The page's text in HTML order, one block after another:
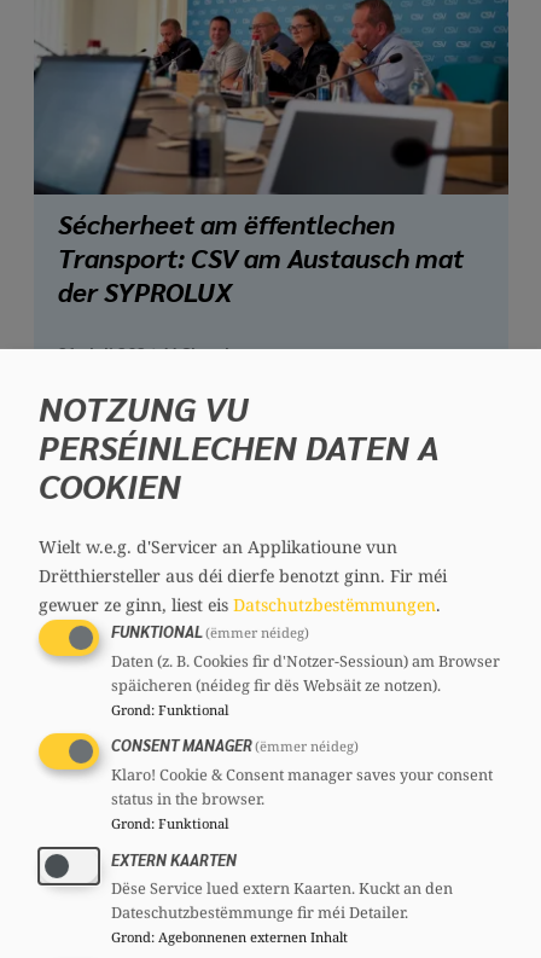
Sécherheet am ëffentlechen
Transport: CSV am Austausch mat
der SYPROLUX
21. Juli 2026//Chamber
D’Regierung huet e Booster fir de
Wunnengsbau virgestallt
20. Juli 2026//Regierung
NOTZUNG VU
PERSÉINLECHEN DATEN A
COOKIEN
Wielt w.e.g. d'Servicer an Applikatioune vun
Drëtthiersteller aus déi dierfe benotzt ginn. Fir méi
gewuer ze ginn, liest eis Datschutzbestëmmungen.
FUNKTIONAL(ëmmer néideg)
Daten (z. B. Cookies fir d'Notzer-Sessioun) am Browser
späicheren (néideg fir dës Websäit ze notzen).
Grond: Funktional
CONSENT MANAGER(ëmmer néideg)
Klaro! Cookie & Consent manager saves your consent
status in the browser.
Grond: Funktional
EXTERN KAARTEN
Dëse Service lued extern Kaarten. Kuckt an den
Dateschutzbestëmmunge fir méi Detailer.
Grond: Agebonnenen externen Inhalt